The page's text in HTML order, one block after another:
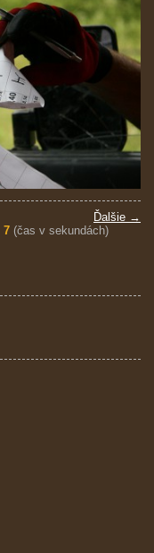
Ďalšie →
7(čas v sekundách)